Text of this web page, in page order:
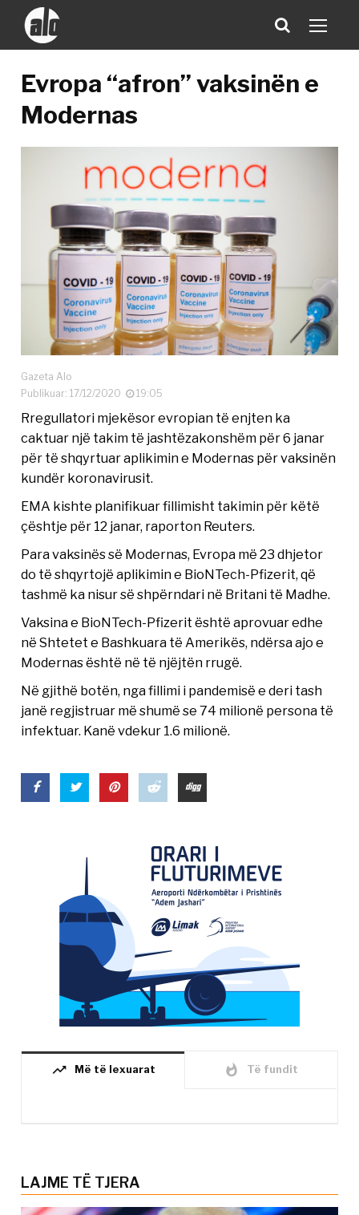
Evropa “afron” vaksinën e
Modernas
Gazeta Alo
Publikuar: 17/12/2020
19:05
Rregullatori mjekësor evropian të enjten ka
caktuar një takim të jashtëzakonshëm për 6 janar
për të shqyrtuar aplikimin e Modernas për vaksinën
kundër koronavirusit.
EMA kishte planifikuar fillimisht takimin për këtë
çështje për 12 janar, raporton Reuters.
Para vaksinës së Modernas, Evropa më 23 dhjetor
do të shqyrtojë aplikimin e BioNTech-Pfizerit, që
tashmë ka nisur së shpërndari në Britani të Madhe.
Vaksina e BioNTech-Pfizerit është aprovuar edhe
në Shtetet e Bashkuara të Amerikës, ndërsa ajo e
Modernas është në të njëjtën rrugë.
Në gjithë botën, nga fillimi i pandemisë e deri tash
janë regjistruar më shumë se 74 milionë persona të
infektuar. Kanë vdekur 1.6 milionë.
trending_up Më të lexuarat whatshot Të fundit
LAJME TË TJERA